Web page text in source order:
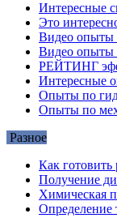
Интересные
Это
Видео опыты
Видео опыты
РЕЙТИНГ
Интересные
Опыты по
Опыты по
Разное
Как готовить
Получение
Химическая
Определение